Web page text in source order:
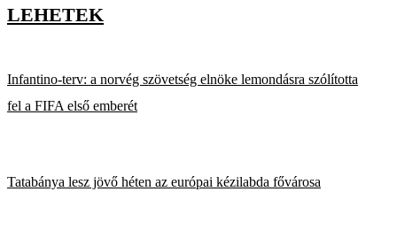
LEHETEK
Infantino-terv: a norvég szövetség elnöke lemondásra szólította
fel a FIFA első emberét
Tatabánya lesz jövő héten az európai kézilabda fővárosa